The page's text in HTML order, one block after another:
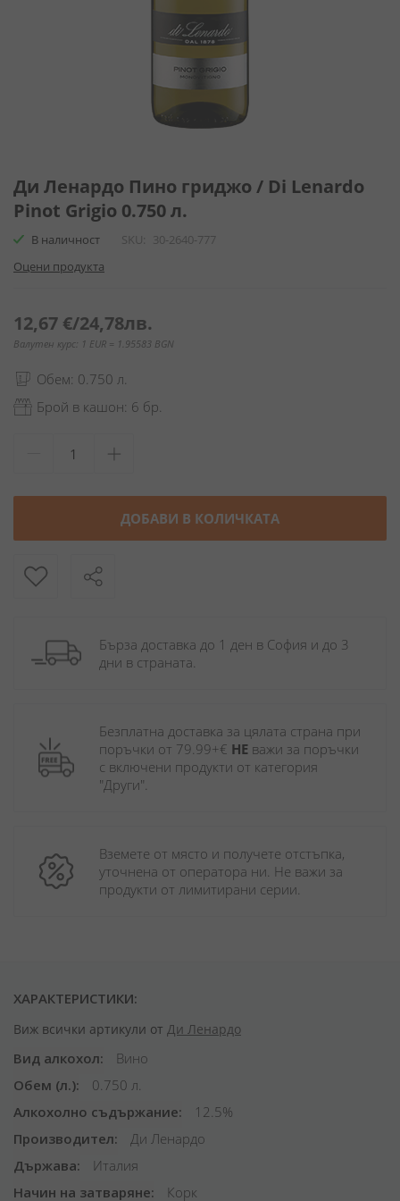
към
началото
на
галерия
снимки
Ди Ленардо Пино гриджо / Di Lenardo
Pinot Grigio 0.750 л.
В наличност SKU
30-2640-777
Оцени продукта
12,67 €/24,78лв.
Валутен курс: 1 EUR = 1.95583 BGN
Обем: 0.750 л.
Брой в кашон: 6 бр.
ДОБАВИ В КОЛИЧКАТА
Бърза доставка до 1 ден в София и до 3
дни в страната.
Безплатна доставка за цялата страна при
поръчки от 79.99+€ НЕ важи за поръчки
с включени продукти от категория
"Други".
Вземете от място и получете отстъпка,
уточнена от оператора ни. Не важи за
продукти от лимитирани серии.
ХАРАКТЕРИСТИКИ:
Виж всички артикули от Ди Ленардо
Вид алкохол
Вино
Обем (л.)
0.750 л.
Алкохолно съдържание
12.5%
Производител
Ди Ленардо
Държава
Италия
Начин на затваряне
Корк